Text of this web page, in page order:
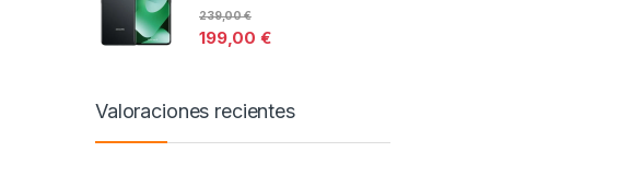
199,00€
239,00€
Valoraciones recientes